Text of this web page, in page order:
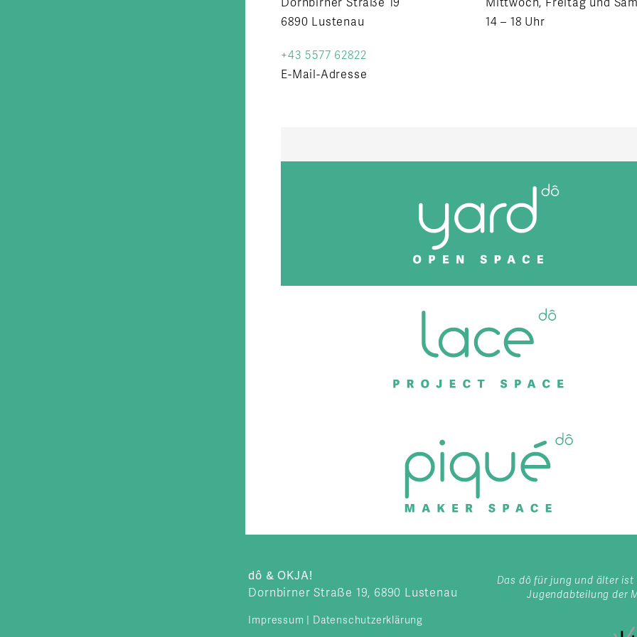
6890 Lustenau
+43 5577 62822
E-Mail-Adresse
14 – 18 Uhr
dô & OKJA!
Dornbirner Straße 19, 6890 Lustenau
Impressum Datenschutzerklärung
Das dô für jung und älter ist
Jugendabteilung der